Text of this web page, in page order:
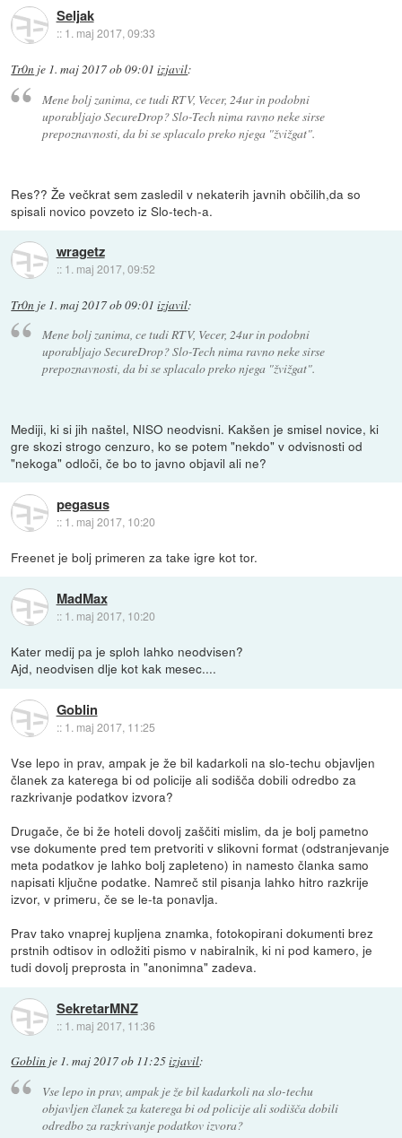
Seljak
:: 1. maj 2017, 09:33
Tr0n je 1. maj 2017 ob 09:01 izjavil:
Mene bolj zanima, ce tudi RTV, Vecer, 24ur in podobni
uporabljajo SecureDrop? Slo-Tech nima ravno neke sirse
prepoznavnosti, da bi se splacalo preko njega "žvižgat".
Res?? Že večkrat sem zasledil v nekaterih javnih občilih,da so
spisali novico povzeto iz Slo-tech-a.
wragetz
:: 1. maj 2017, 09:52
Tr0n je 1. maj 2017 ob 09:01 izjavil:
Mene bolj zanima, ce tudi RTV, Vecer, 24ur in podobni
uporabljajo SecureDrop? Slo-Tech nima ravno neke sirse
prepoznavnosti, da bi se splacalo preko njega "žvižgat".
Mediji, ki si jih naštel, NISO neodvisni. Kakšen je smisel novice, ki
gre skozi strogo cenzuro, ko se potem "nekdo" v odvisnosti od
"nekoga" odloči, če bo to javno objavil ali ne?
pegasus
:: 1. maj 2017, 10:20
Freenet je bolj primeren za take igre kot tor.
MadMax
:: 1. maj 2017, 10:20
Kater medij pa je sploh lahko neodvisen?
Ajd, neodvisen dlje kot kak mesec....
Goblin
:: 1. maj 2017, 11:25
Vse lepo in prav, ampak je že bil kadarkoli na slo-techu objavljen
članek za katerega bi od policije ali sodišča dobili odredbo za
razkrivanje podatkov izvora?
Drugače, če bi že hoteli dovolj zaščiti mislim, da je bolj pametno
vse dokumente pred tem pretvoriti v slikovni format (odstranjevanje
meta podatkov je lahko bolj zapleteno) in namesto članka samo
napisati ključne podatke. Namreč stil pisanja lahko hitro razkrije
izvor, v primeru, če se le-ta ponavlja.
Prav tako vnaprej kupljena znamka, fotokopirani dokumenti brez
prstnih odtisov in odložiti pismo v nabiralnik, ki ni pod kamero, je
tudi dovolj preprosta in "anonimna" zadeva.
SekretarMNZ
:: 1. maj 2017, 11:36
Goblin je 1. maj 2017 ob 11:25izjavil:
Vse lepo in prav, ampak je že bil kadarkoli na slo-techu
objavljen članek za katerega bi od policije ali sodišča dobili
odredbo za razkrivanje podatkov izvora?